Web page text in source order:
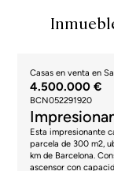
Casas en venta en
4.500.000 €
BCN052291920
Esta impresionante
parcela de 300 m2,
km de Barcelona. Consta de 3 plantas + sótano, comunicadas mediante
ascensor con